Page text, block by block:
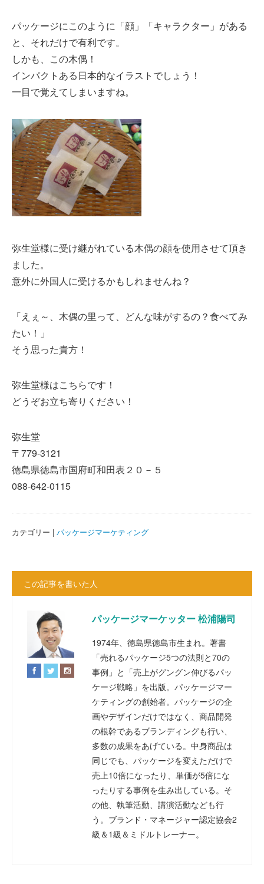
パッケージにこのように「顔」「キャラクター」がある
と、それだけで有利です。
しかも、この木偶！
インパクトある日本的なイラストでしょう！
一目で覚えてしまいますね。
弥生堂様に受け継がれている木偶の顔を使用させて頂き
ました。
意外に外国人に受けるかもしれませんね？
「えぇ～、木偶の里って、どんな味がするの？食べてみ
たい！」
そう思った貴方！
弥生堂様はこちらです！
どうぞお立ち寄りください！
弥生堂
〒779-3121
徳島県徳島市国府町和田表２０－５
088-642-0115
カテゴリー | パッケージマーケティング
この記事を書いた人
パッケージマーケッター 松浦陽司
1974年、徳島県徳島市生まれ。著書
「売れるパッケージ5つの法則と70の
事例」と「売上がグングン伸びるパッ
ケージ戦略」を出版。パッケージマー
ケティングの創始者。パッケージの企
画やデザインだけではなく、商品開発
の根幹であるブランディングも行い、
多数の成果をあげている。中身商品は
同じでも、パッケージを変えただけで
売上10倍になったり、単価が5倍にな
ったりする事例を生み出している。そ
の他、執筆活動、講演活動なども行
う。ブランド・マネージャー認定協会2
級＆1級＆ミドルトレーナー。